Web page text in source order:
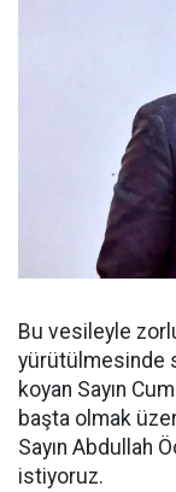
Bu vesileyle
yürütülmesinde
koyan Sayın
başta olmak
Sayın Abdullah
istiyoruz.